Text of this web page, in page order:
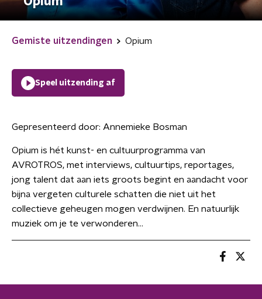
Gemiste uitzendingen Opium
Speel uitzending af
Gepresenteerd door: Annemieke Bosman
Opium is hét kunst- en cultuurprogramma van
AVROTROS, met interviews, cultuurtips, reportages,
jong talent dat aan iets groots begint en aandacht voor
bijna vergeten culturele schatten die niet uit het
collectieve geheugen mogen verdwijnen. En natuurlijk
muziek om je te verwonderen...